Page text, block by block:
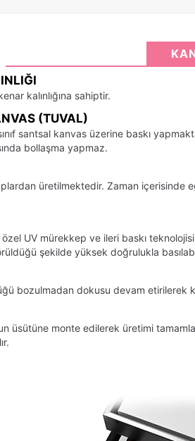
kalınlığına sahiptir.
(TUVAL)
santsal kanvas üzerine baskı
bollaşma yapmaz.
üretilmektedir. Zaman içerisinde
UV mürekkep ve ileri baskı
şekilde yüksek doğrulukla
bozulmadan dokusu devam etirilerek
üsütüne monte edilerek üretimi